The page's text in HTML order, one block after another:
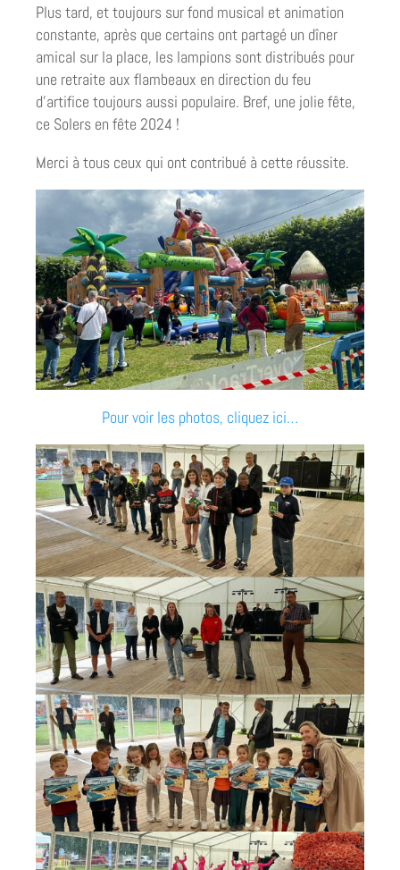
Plus tard, et toujours sur fond musical et animation
constante, après que certains ont partagé un dîner
amical sur la place, les lampions sont distribués pour
une retraite aux flambeaux en direction du feu
d’artifice toujours aussi populaire. Bref, une jolie fête,
ce Solers en fête 2024 !
Merci à tous ceux qui ont contribué à cette réussite.
Pour voir les photos, cliquez ici…